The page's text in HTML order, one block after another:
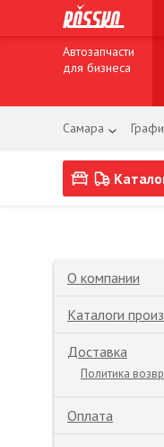
Автозапчасти
для бизнеса
Самара
О компании
Каталоги
Доставка
Политика
Оплата